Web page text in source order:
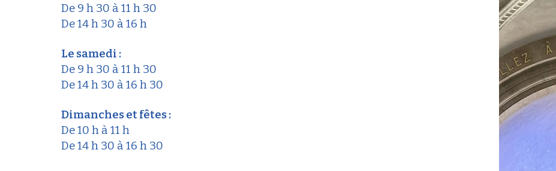
De 9 h 30 à 11 h 30
De 14 h 30 à 16 h
Le samedi :
De 9 h 30 à 11 h 30
De 14 h 30 à 16 h 30
Dimanches et fêtes :
De 10 h à 11 h
De 14 h 30 à 16 h 30